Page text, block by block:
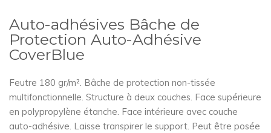
Auto-adhésives Bâche de
Protection Auto-Adhésive
CoverBlue
Feutre 180 gr/m². Bâche de protection non-tissée
multifonctionnelle. Structure à deux couches. Face supérieure
en polypropylène étanche. Face intérieure avec couche
auto-adhésive. Laisse transpirer le support. Peut être posée